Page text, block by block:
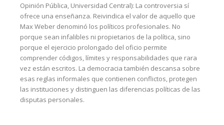
Opinión Pública, Universidad Central): La controversia sí
ofrece una enseñanza. Reivindica el valor de aquello que
Max Weber denominó los políticos profesionales. No
porque sean infalibles ni propietarios de la política, sino
porque el ejercicio prolongado del oficio permite
comprender códigos, límites y responsabilidades que rara
vez están escritos. La democracia también descansa sobre
esas reglas informales que contienen conflictos, protegen
las instituciones y distinguen las diferencias políticas de las
disputas personales.